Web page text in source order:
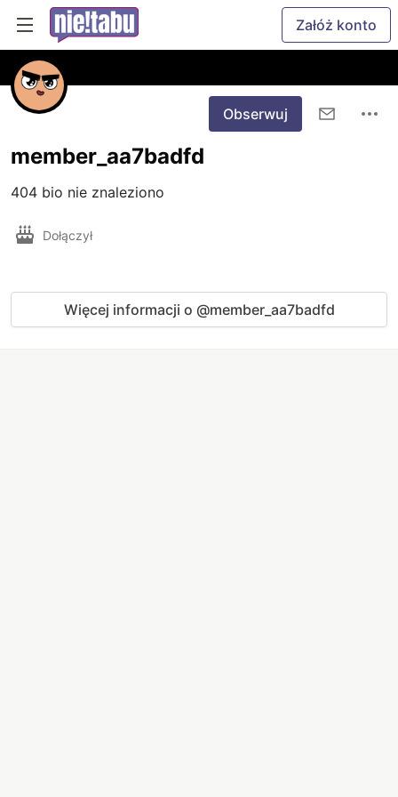
Załóż konto
Obserwuj
member_aa7badfd
404 bio nie znaleziono
Dołączył
Więcej informacji o @member_aa7badfd